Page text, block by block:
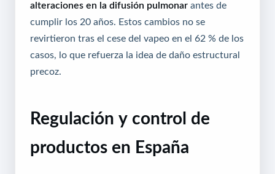
alteraciones en la difusión pulmonar antes de
cumplir los 20 años. Estos cambios no se
revirtieron tras el cese del vapeo en el 62 % de los
casos, lo que refuerza la idea de daño estructural
precoz.
Regulación y control de
productos en España